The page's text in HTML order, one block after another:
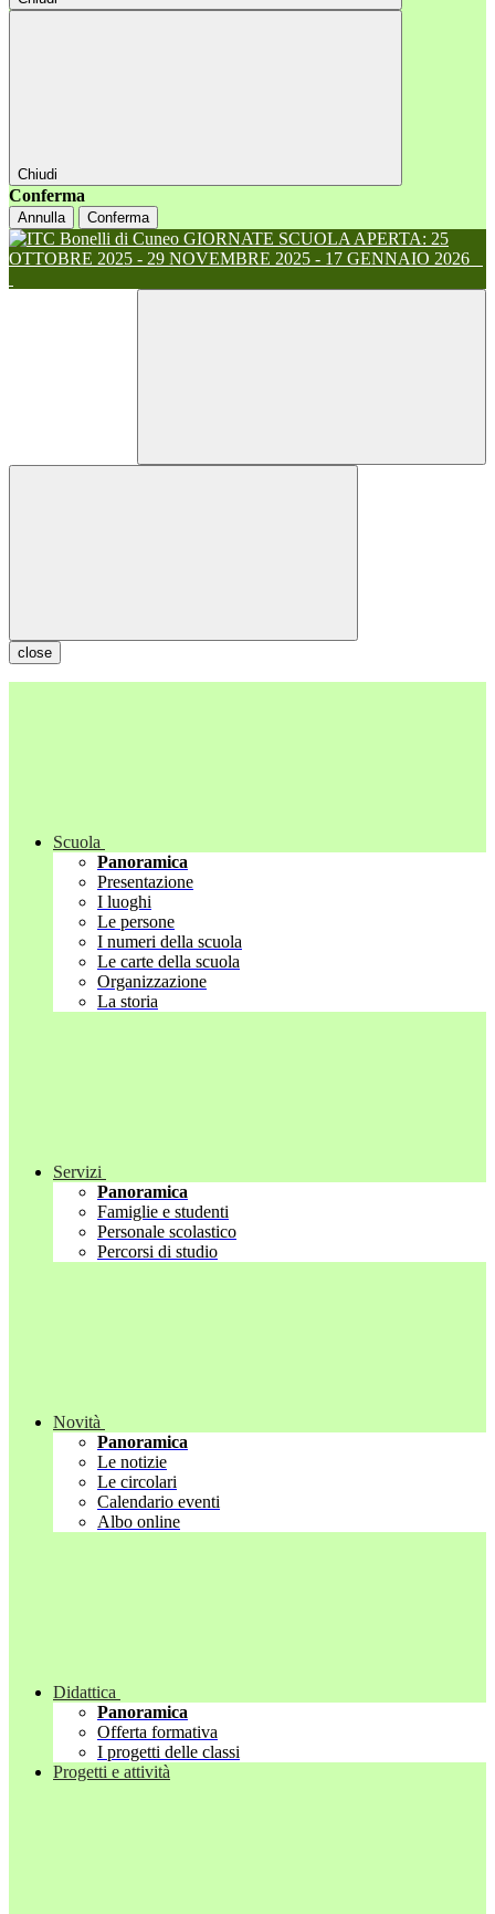
Chiudi
Conferma
Annulla Conferma
GIORNATE SCUOLA APERTA: 25
OTTOBRE 2025 - 29 NOVEMBRE 2025 - 17 GENNAIO 2026
close
Scuola
Panoramica
Presentazione
I luoghi
Le persone
I numeri della scuola
Le carte della scuola
Organizzazione
La storia
Servizi
Panoramica
Famiglie e studenti
Personale scolastico
Percorsi di studio
Novità
Panoramica
Le notizie
Le circolari
Calendario eventi
Albo online
Didattica
Panoramica
Offerta formativa
I progetti delle classi
Progetti e attività